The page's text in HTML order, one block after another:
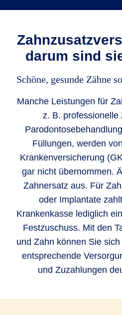
darum sind
Schöne, gesunde Zähne
Manche Leistungen für
z. B. professionelle
Füllungen, werden
Kranken­versicherung
gar nicht übernommen.
Zahnersatz aus. Für
oder Implantate
Krankenkasse lediglich
Festzuschuss. Mit den
und Zahn können Sie
entsprechende
und Zuzahlungen